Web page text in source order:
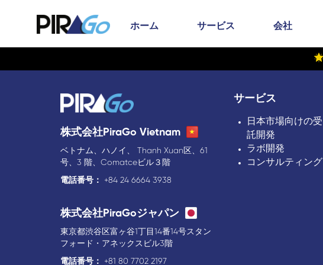
ホーム サービス 会社
株式会社PiraGo Vietnam
ベトナム、ハノイ、 Thanh Xuan区、61
号、3 階、Comatceビル３階
電話番号：
+84 24 6664 3938
株式会社PiraGoジャパン
東京都渋谷区富ヶ谷1丁目14番14号スタン
フォード・アネックスビル3階
電話番号：
+81 80 7702 2197
サービス
日本市場向けの受
託開発
ラボ開発
コンサルティング